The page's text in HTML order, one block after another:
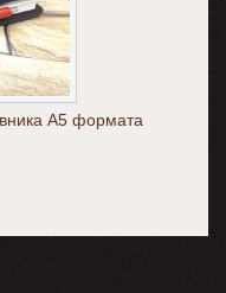
А5 формата